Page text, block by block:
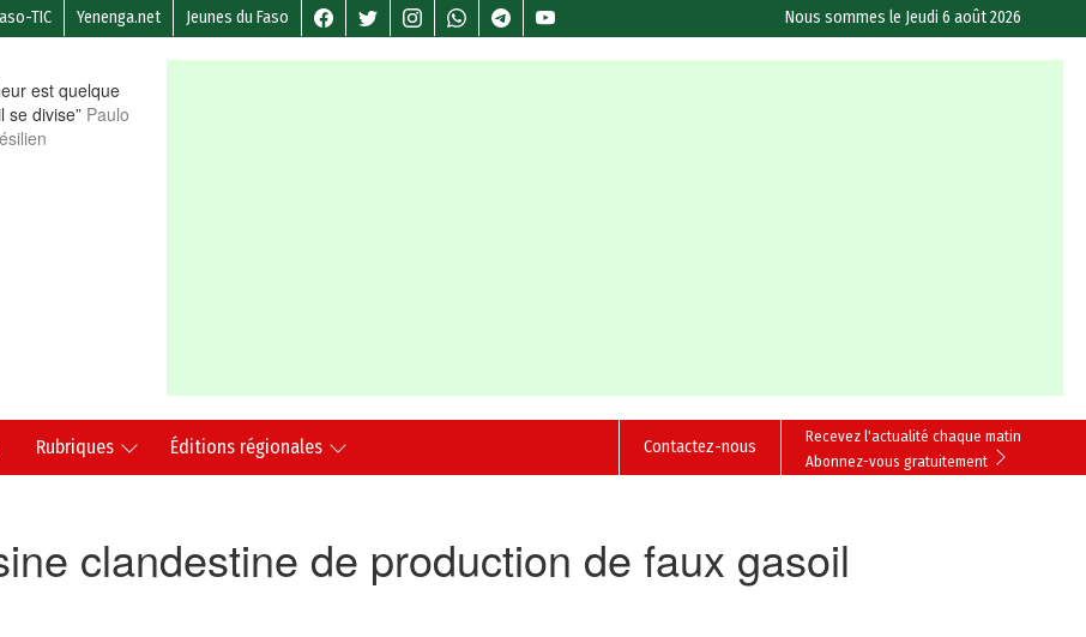
TIC Yenenga.net Jeunes du Faso Nous sommes le Jeudi 6 août 2026
est quelque
se divise” Paulo
Rubriques Éditions régionales
Recevez l'actualité chaque matin
Abonnez-vous gratuitement
Contactez-nous
clandestine de production de faux gasoil